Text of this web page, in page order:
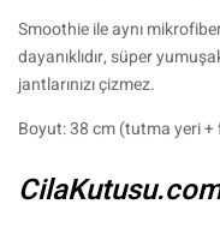
Smoothie ile aynı
dayanıklıdır, süper
jantlarınızı çizmez.
Boyut: 38 cm (tutma yeri +